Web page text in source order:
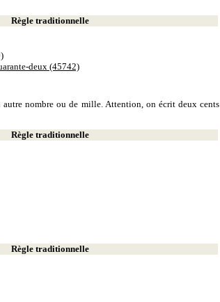
Règle traditionnelle
deux (45742)
nombre ou de mille. Attention, on écrit deux cents
Règle traditionnelle
Règle traditionnelle